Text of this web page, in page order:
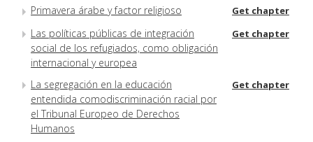
Primavera árabe y factor religioso Get chapter
Las políticas públicas de integración
social de los refugiados, como obligación
internacional y europea
Get chapter
La segregación en la educación
entendida comodiscriminación racial por
el Tribunal Europeo de Derechos
Humanos
Get chapter